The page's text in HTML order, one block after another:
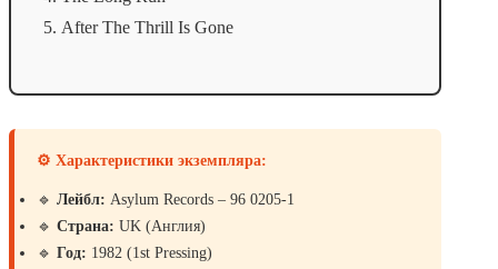
After The Thrill Is Gone
⚙️ Характеристики экземпляра:
🔹 Лейбл: Asylum Records – 96 0205-1
🔹 Страна: UK (Англия)
🔹 Год: 1982 (1st Pressing)